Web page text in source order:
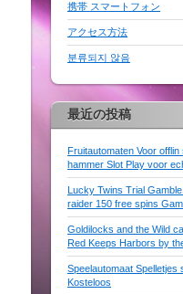
携帯 スマートフォン
アクセス方法
분류되지 않음
最近の投稿
Fruitautomaten Voor
hammer Slot Play voor
Lucky Twins Trial
raider 150 free spins
Goldilocks and the Wild
Red Keeps Harbors by
Speelautomaat Spelletjes
Kosteloos